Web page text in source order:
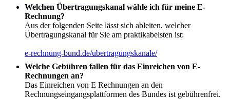
Welchen Übertragungskanal wähle ich für meine E-
Rechnung?
Aus der folgenden Seite lässt sich ableiten, welcher
Übertragungskanal für Sie am praktikabelsten ist:
e-rechnung-bund.de/ubertragungskanale/
Welche Gebühren fallen für das Einreichen von E-
Rechnungen an?
Das Einreichen von E Rechnungen an den
Rechnungseingangsplattformen des Bundes ist gebührenfrei.